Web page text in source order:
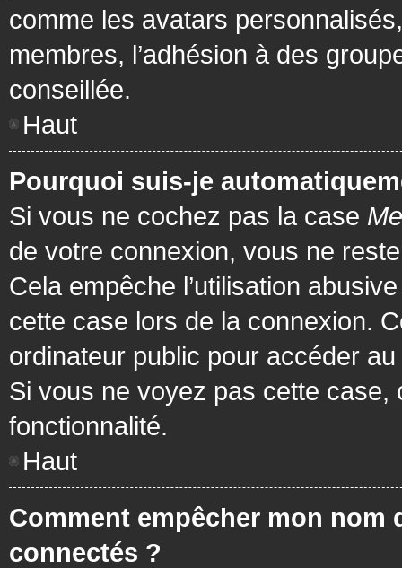
comme les avatars
membres, l’adhésion à des
conseillée.
Haut
Pourquoi suis-je
Si vous ne cochez pas la case
de votre connexion, vous ne
Cela empêche l’utilisation
cette case lors de la connexion.
ordinateur public pour accéder
Si vous ne voyez pas cette case,
fonctionnalité.
Haut
Comment empêcher mon nom
connectés ?